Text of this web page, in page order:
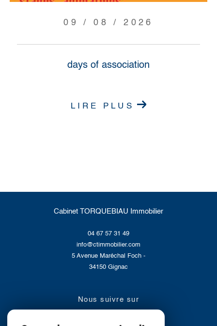
09 / 08 / 2026
days of association
LIRE PLUS
Cabinet TORQUEBIAU Immobilier
04 67 57 31 49
info@ctimmobilier.com
5 Avenue Maréchal Foch -
34150
Gignac
nous suivre sur